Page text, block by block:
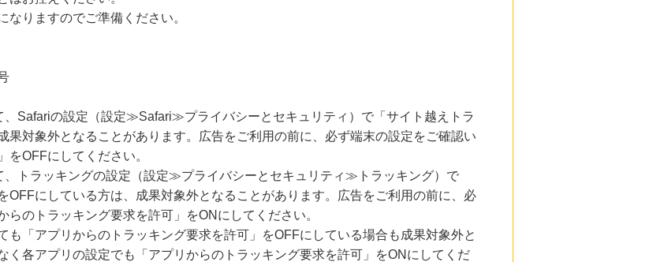
りますのでご準備ください。
Safariの設定（設定≫Safari≫プライバシーとセキュリティ）で「サイト越えトラ
果対象外となることがあります。広告をご利用の前に、必ず端末の設定をご確認い
をOFFにしてください。
トラッキングの設定（設定≫プライバシーとセキュリティ≫トラッキング）で
OFFにしている方は、成果対象外となることがあります。広告をご利用の前に、必
のトラッキング要求を許可」をONにしてください。
も「アプリからのトラッキング要求を許可」をOFFにしている場合も成果対象外と
く各アプリの設定でも「アプリからのトラッキング要求を許可」をONにしてくだ